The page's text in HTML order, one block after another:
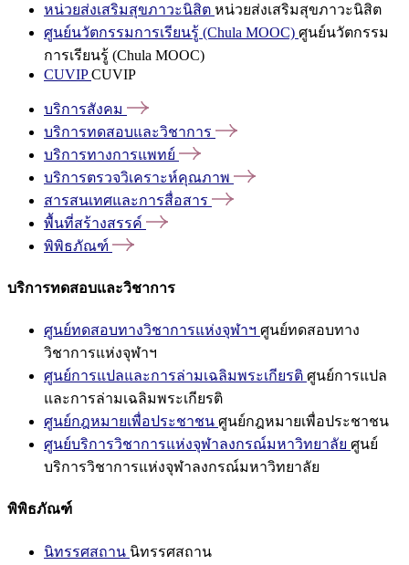
หน่วยส่งเสริมสุขภาวะนิสิต หน่วยส่งเสริมสุขภาวะนิสิต
ศูนย์นวัตกรรมการเรียนรู้ (Chula MOOC) ศูนย์นวัตกรรม
การเรียนรู้ (Chula MOOC)
CUVIPCUVIP
บริการสังคม
บริการทดสอบและวิชาการ
บริการทางการแพทย์
บริการตรวจวิเคราะห์คุณภาพ
สารสนเทศและการสื่อสาร
พื้นที่สร้างสรรค์
พิพิธภัณฑ์
บริการทดสอบและวิชาการ
ศูนย์ทดสอบทางวิชาการแห่งจุฬาฯ ศูนย์ทดสอบทาง
วิชาการแห่งจุฬาฯ
ศูนย์การแปลและการล่ามเฉลิมพระเกียรติ ศูนย์การแปล
และการล่ามเฉลิมพระเกียรติ
ศูนย์กฎหมายเพื่อประชาชน ศูนย์กฎหมายเพื่อประชาชน
ศูนย์บริการวิชาการแห่งจุฬาลงกรณ์มหาวิทยาลัย ศูนย์
บริการวิชาการแห่งจุฬาลงกรณ์มหาวิทยาลัย
พิพิธภัณฑ์
นิทรรศสถาน นิทรรศสถาน